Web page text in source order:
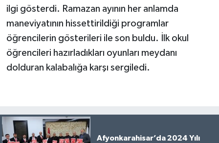
ilgi gösterdi. Ramazan ayının her anlamda
maneviyatının hissettirildiği programlar
öğrencilerin gösterileri ile son buldu. İlk okul
öğrencileri hazırladıkları oyunları meydanı
dolduran kalabalığa karşı sergiledi.
Afyonkarahisar’da 2024 Yılı